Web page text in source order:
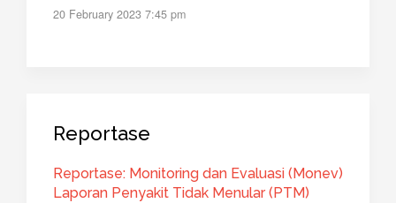
20 February 2023 7:45 pm
Reportase
Reportase: Monitoring dan Evaluasi (Monev)
Laporan Penyakit Tidak Menular (PTM)